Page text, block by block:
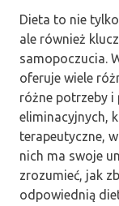
Dieta to nie
ale również
samopoczucia.
oferuje wiele
różne potrzeby i
eliminacyjnych,
terapeutyczne,
nich ma swoje
zrozumieć, jak
odpowiednią